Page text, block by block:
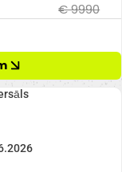
€ 9990